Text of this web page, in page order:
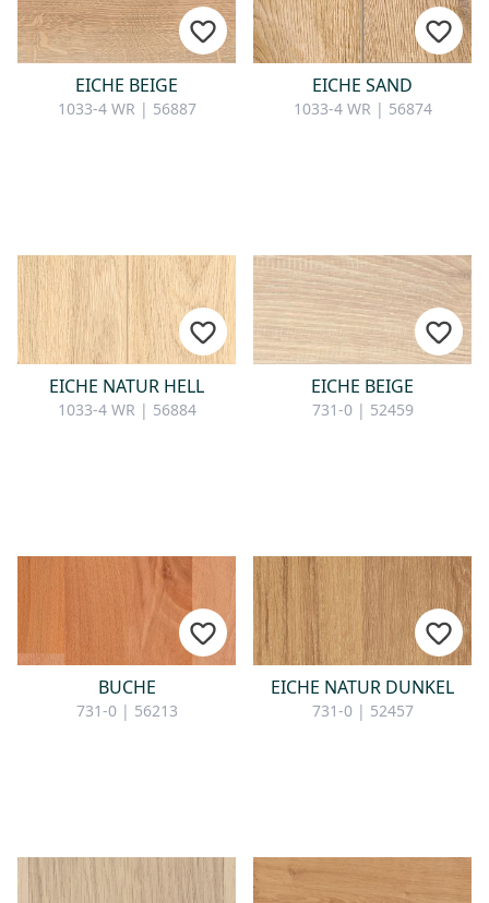
KONTAKT
Sie haben Fragen oder wünschen
eine persönliche Beratung?
Unser Team ist für Sie da –
Zur Kontaktanfrage
EICHE BEIGE
1033-4 WR | 56887
EICHE SAND
1033-4 WR | 56874
EICHE NATUR HELL
1033-4 WR | 56884
EICHE BEIGE
731-0 | 52459
BUCHE
731-0 | 56213
EICHE NATUR DUNKEL
731-0 | 52457